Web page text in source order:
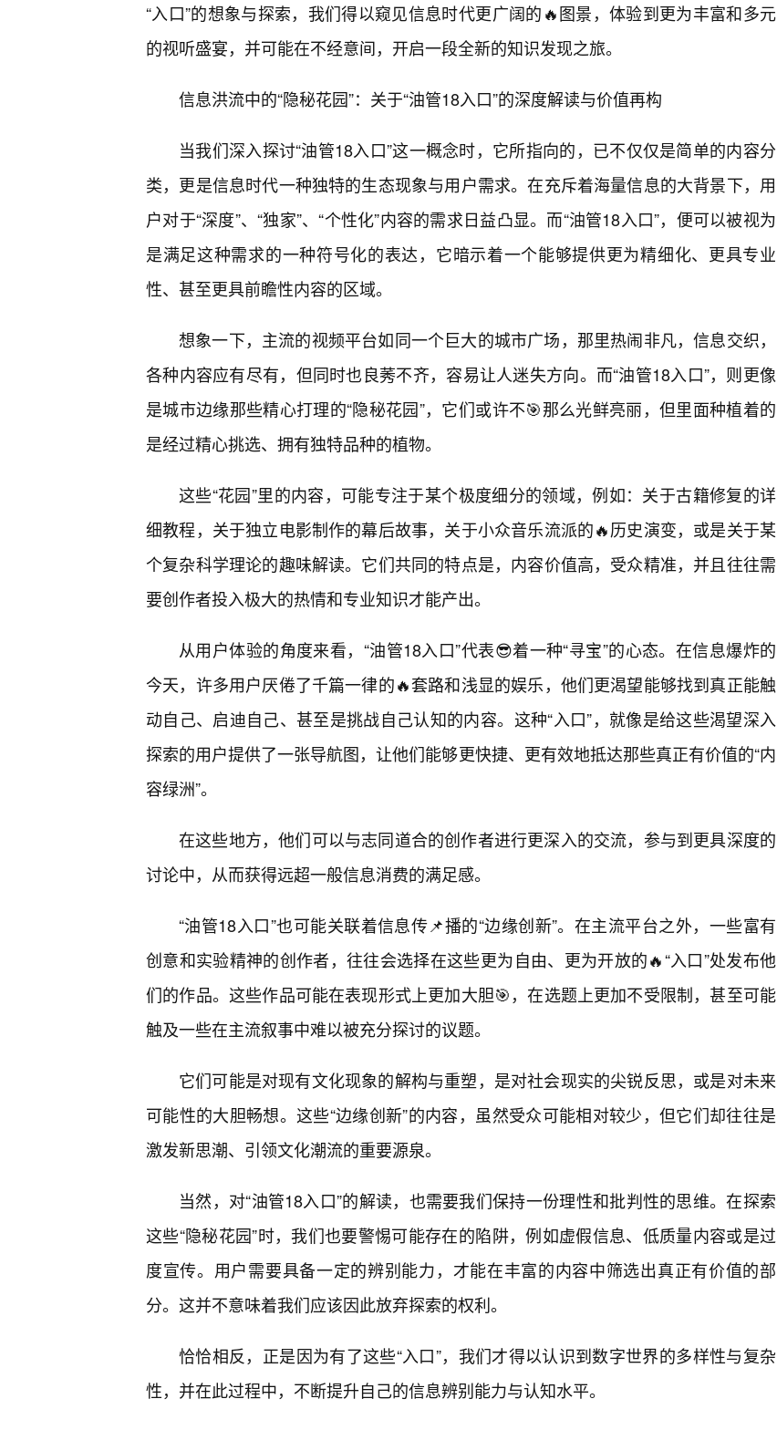
“入口”的想象与探索，我们得以窥见信息时代更广阔的🔥图景，体验到更为丰富和多元
的视听盛宴，并可能在不经意间，开启一段全新的知识发现之旅。
信息洪流中的“隐秘花园”：关于“油管18入口”的深度解读与价值再构
当我们深入探讨“油管18入口”这一概念时，它所指向的，已不仅仅是简单的内容分
类，更是信息时代一种独特的生态现象与用户需求。在充斥着海量信息的大背景下，用
户对于“深度”、“独家”、“个性化”内容的需求日益凸显。而“油管18入口”，便可以被视为
是满足这种需求的一种符号化的表达，它暗示着一个能够提供更为精细化、更具专业
性、甚至更具前瞻性内容的区域。
想象一下，主流的视频平台如同一个巨大的城市广场，那里热闹非凡，信息交织，
各种内容应有尽有，但同时也良莠不齐，容易让人迷失方向。而“油管18入口”，则更像
是城市边缘那些精心打理的“隐秘花园”，它们或许不🎯那么光鲜亮丽，但里面种植着的
是经过精心挑选、拥有独特品种的植物。
这些“花园”里的内容，可能专注于某个极度细分的领域，例如：关于古籍修复的详
细教程，关于独立电影制作的幕后故事，关于小众音乐流派的🔥历史演变，或是关于某
个复杂科学理论的趣味解读。它们共同的特点是，内容价值高，受众精准，并且往往需
要创作者投入极大的热情和专业知识才能产出。
从用户体验的角度来看，“油管18入口”代表😎着一种“寻宝”的心态。在信息爆炸的
今天，许多用户厌倦了千篇一律的🔥套路和浅显的娱乐，他们更渴望能够找到真正能触
动自己、启迪自己、甚至是挑战自己认知的内容。这种“入口”，就像是给这些渴望深入
探索的用户提供了一张导航图，让他们能够更快捷、更有效地抵达那些真正有价值的“内
容绿洲”。
在这些地方，他们可以与志同道合的创作者进行更深入的交流，参与到更具深度的
讨论中，从而获得远超一般信息消费的满足感。
“油管18入口”也可能关联着信息传📌播的“边缘创新”。在主流平台之外，一些富有
创意和实验精神的创作者，往往会选择在这些更为自由、更为开放的🔥“入口”处发布他
们的作品。这些作品可能在表现形式上更加大胆🎯，在选题上更加不受限制，甚至可能
触及一些在主流叙事中难以被充分探讨的议题。
它们可能是对现有文化现象的解构与重塑，是对社会现实的尖锐反思，或是对未来
可能性的大胆畅想。这些“边缘创新”的内容，虽然受众可能相对较少，但它们却往往是
激发新思潮、引领文化潮流的重要源泉。
当然，对“油管18入口”的解读，也需要我们保持一份理性和批判性的思维。在探索
这些“隐秘花园”时，我们也要警惕可能存在的陷阱，例如虚假信息、低质量内容或是过
度宣传。用户需要具备一定的辨别能力，才能在丰富的内容中筛选出真正有价值的部
分。这并不意味着我们应该因此放弃探索的权利。
恰恰相反，正是因为有了这些“入口”，我们才得以认识到数字世界的多样性与复杂
性，并在此过程中，不断提升自己的信息辨别能力与认知水平。